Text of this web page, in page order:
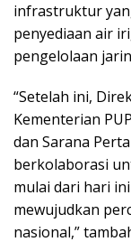
infrastruktur
penyediaan air
pengelolaan
“Setelah ini,
Kementerian
dan Sarana
berkolaborasi
mulai dari hari
mewujudkan
nasional,”